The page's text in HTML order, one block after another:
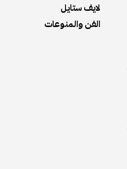
لايف ستايل
الفن والمنوعات